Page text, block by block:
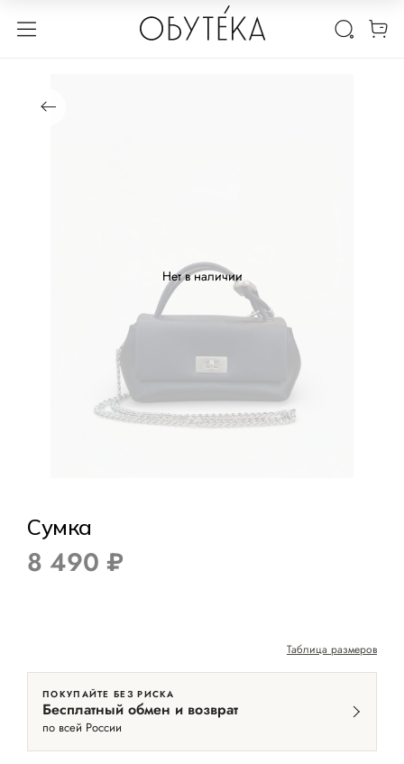
Нет в наличии
Сумка
8 490 ₽
Таблица размеров
ПОКУПАЙТЕ БЕЗ РИСКА
Бесплатный обмен и возврат
по всей России